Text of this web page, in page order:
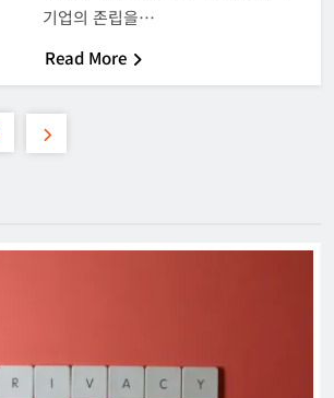
기업의 존립을…
Read More